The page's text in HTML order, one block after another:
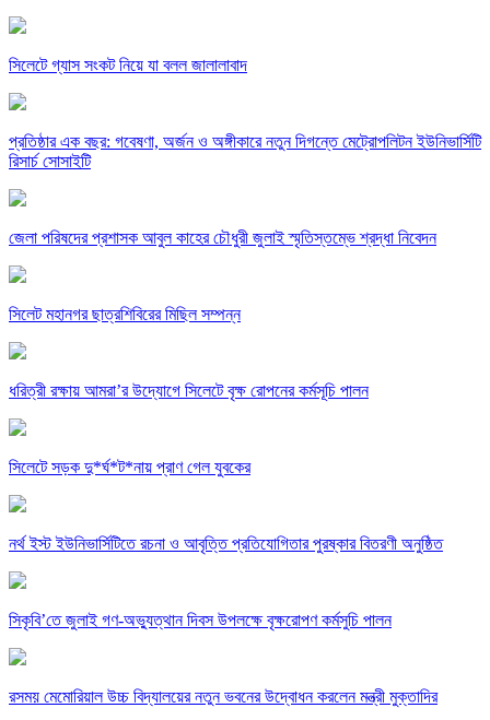
সিলেটে গ্যাস সংকট নিয়ে যা বলল জালালাবাদ
প্রতিষ্ঠার এক বছর: গবেষণা, অর্জন ও অঙ্গীকারে নতুন দিগন্তে মেট্রোপলিটন ইউনিভার্সিটি
রিসার্চ সোসাইটি
জেলা পরিষদের প্রশাসক আবুল কাহের চৌধুরী জুলাই স্মৃতিস্তম্ভে শ্রদ্ধা নিবেদন
সিলেট মহানগর ছাত্রশিবিরের মিছিল সম্পন্ন
ধরিত্রী রক্ষায় আমরা’র উদ্যোগে সিলেটে বৃক্ষ রোপনের কর্মসূচি পালন
সিলেটে সড়ক দু*র্ঘ*ট*নায় প্রাণ গেল যুবকের
নর্থ ইস্ট ইউনিভার্সিটিতে রচনা ও আবৃত্তি প্রতিযোগিতার পুরষ্কার বিতরণী অনুষ্ঠিত
সিকৃবি’তে জুলাই গণ-অভ্যুত্থান দিবস উপলক্ষে বৃক্ষরোপণ কর্মসুচি পালন
রসময় মেমোরিয়াল উচ্চ বিদ্যালয়ের নতুন ভবনের উদ্বোধন করলেন মন্ত্রী মুক্তাদির